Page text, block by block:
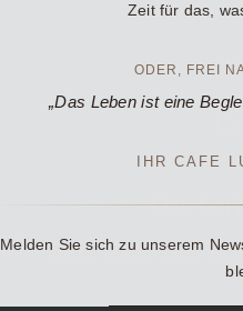
Das
Seit 1888 der
Zeit für das,
ODER, FREI
„Das Leben ist eine
IHR CAFE
Melden Sie sich zu unserem